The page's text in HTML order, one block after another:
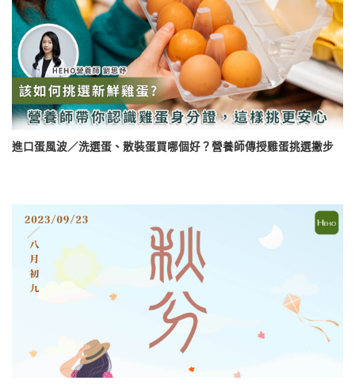
進口蛋風波／洗選蛋、散裝蛋買哪個好？營養師傳授雞蛋挑選撇步